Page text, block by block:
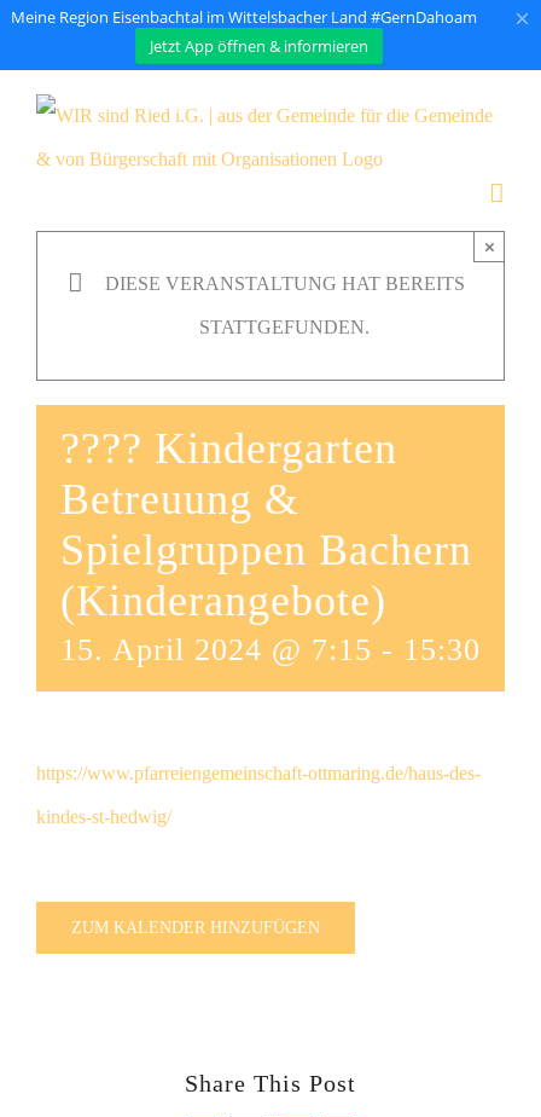
Meine Region Eisenbachtal im Wittelsbacher Land #GernDahoam
Jetzt App öffnen & informieren
×
DIESE VERANSTALTUNG HAT BEREITS
STATTGEFUNDEN.
×
???? Kindergarten
Betreuung &
Spielgruppen Bachern
(Kinderangebote)
15. April 2024 @ 7:15 - 15:30
https://www.pfarreiengemeinschaft-ottmaring.de/haus-des-
kindes-st-hedwig/
ZUM KALENDER HINZUFÜGEN
Share This Post